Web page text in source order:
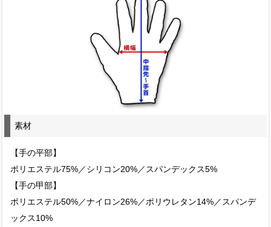
素材
【手の平部】
ポリエステル75%／シリコン20%／スパンデックス5%
【手の甲部】
ポリエステル50%／ナイロン26%／ポリウレタン14%／スパンデ
ックス10%